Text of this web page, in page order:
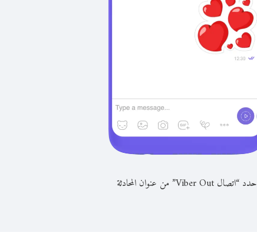
حدد “اتصال Viber Out” من عنوان المحادثة